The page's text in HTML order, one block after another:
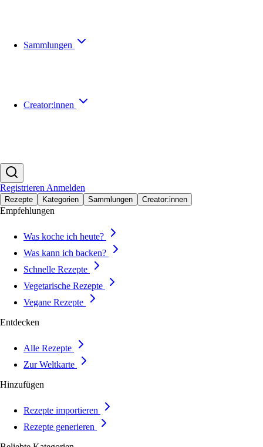
Sammlungen
Creator:innen
Registrieren Anmelden
Rezepte Kategorien Sammlungen Creator:innen
Empfehlungen
Was koche ich heute?
Was kann ich backen?
Schnelle Rezepte
Vegetarische Rezepte
Vegane Rezepte
Entdecken
Alle Rezepte
Zur Weltkarte
Hinzufügen
Rezepte importieren
Rezepte generieren